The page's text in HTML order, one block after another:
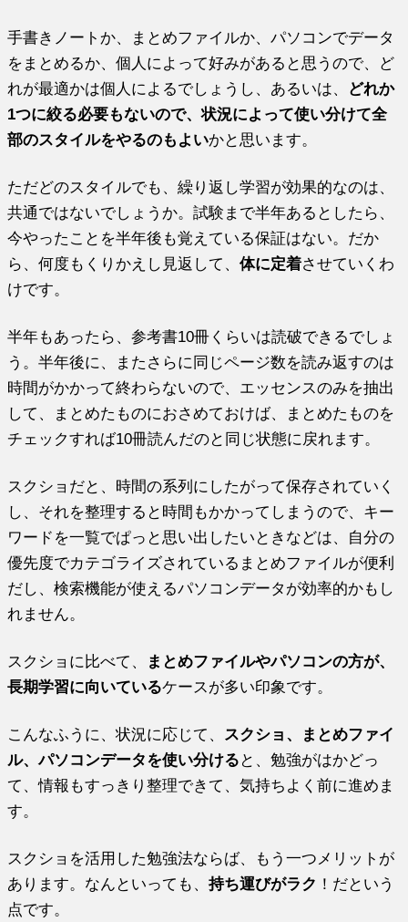
手書きノートか、まとめファイルか、パソコンでデータ
をまとめるか、個人によって好みがあると思うので、ど
れが最適かは個人によるでしょうし、あるいは、 どれか
1つに絞る必要もないので、状況によって使い分けて全
部のスタイルをやるのもよいかと思います。
ただどのスタイルでも、繰り返し学習が効果的なのは、
共通ではないでしょうか。試験まで半年あるとしたら、
今やったことを半年後も覚えている保証はない。だか
ら、何度もくりかえし見返して、体に定着させていくわ
けです。
半年もあったら、参考書10冊くらいは読破できるでしょ
う。半年後に、またさらに同じページ数を読み返すのは
時間がかかって終わらないので、エッセンスのみを抽出
して、まとめたものにおさめておけば、まとめたものを
チェックすれば10冊読んだのと同じ状態に戻れます。
スクショだと、時間の系列にしたがって保存されていく
し、それを整理すると時間もかかってしまうので、キー
ワードを一覧でぱっと思い出したいときなどは、自分の
優先度でカテゴライズされているまとめファイルが便利
だし、検索機能が使えるパソコンデータが効率的かもし
れません。
スクショに比べて、
まとめファイルやパソコンの方が、
長期学習に向いているケースが多い印象です。
こんなふうに、状況に応じて、 スクショ、まとめファイ
ル、パソコンデータを使い分ける と、勉強がはかどっ
て、情報もすっきり整理できて、気持ちよく前に進めま
す。
スクショを活用した勉強法ならば、もう一つメリットが
あります。なんといっても、持ち運びがラク ！だという
点です。